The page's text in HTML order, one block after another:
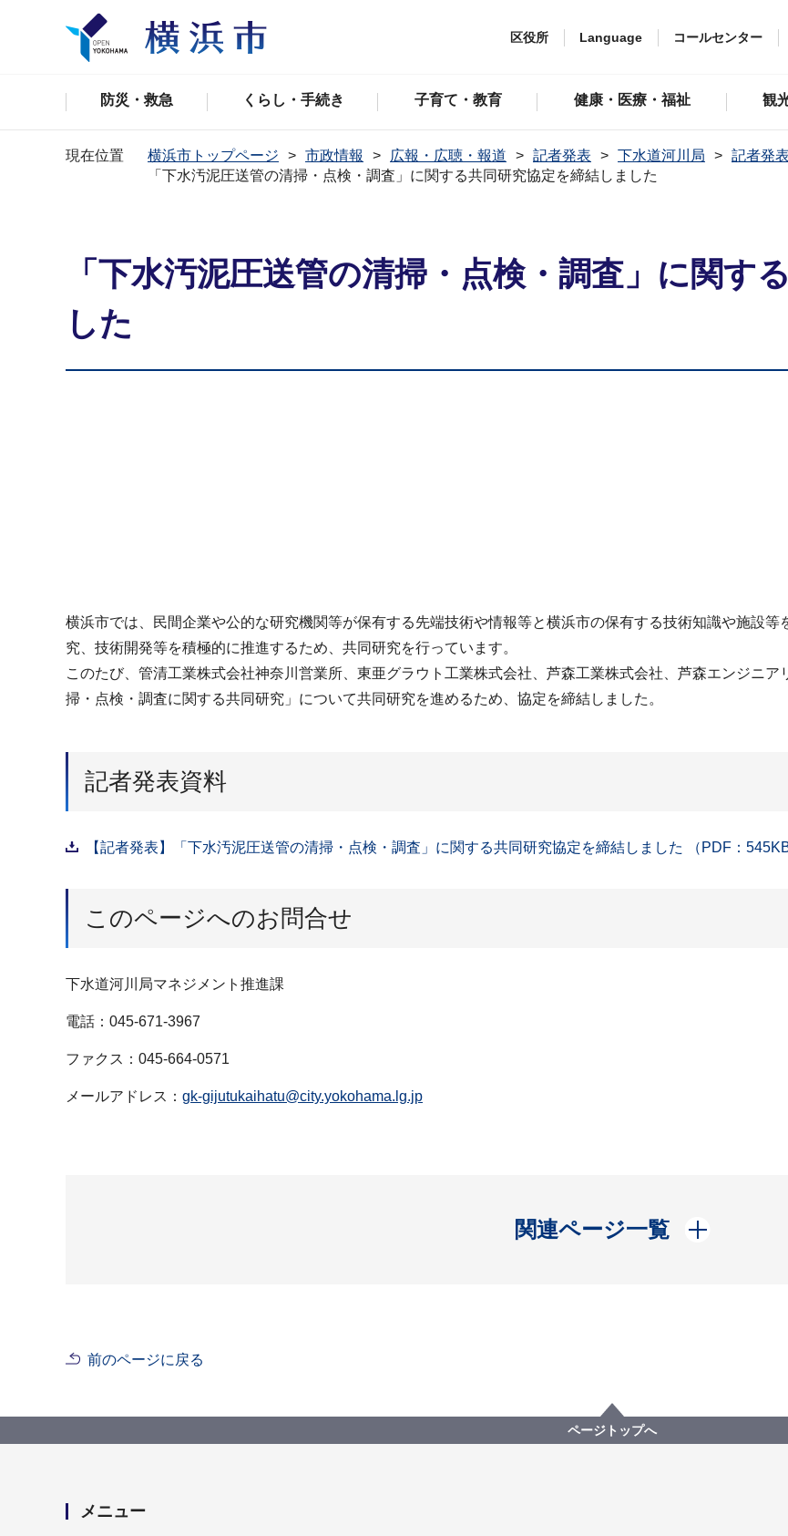
区役所 Language コールセンター
防災・救急 くらし・手続き 子育て・教育 健康・医療・福祉 観
現在位置 横浜市トップページ 市政情報 広報・広聴・報道 記者発表 下水道河川局
記者発
「下水汚泥圧送管の清掃・点検・調査」に関する共同研究協定を締結しました
「下水汚泥圧送管の清掃・点検・調査」に関す
した
横浜市では、民間企業や公的な研究機関等が保有する先端技術や情報等と横浜市の保有する技術知識や施設
究、技術開発等を積極的に推進するため、共同研究を行っています。
このたび、管清工業株式会社神奈川営業所、東亜グラウト工業株式会社、芦森工業株式会社、芦森エンジニ
掃・点検・調査に関する共同研究」について共同研究を進めるため、協定を締結しました。
記者発表資料
【記者発表】「下水汚泥圧送管の清掃・点検・調査」に関する共同研究協定を締結しました （PDF：545KB
このページへのお問合せ
下水道河川局マネジメント推進課
電話：045-671-3967
ファクス：045-664-0571
メールアドレス： gk-gijutukaihatu@city.yokohama.lg.jp
関連ページ一覧
開く
前のページに戻る
ページトップへ
メニュー